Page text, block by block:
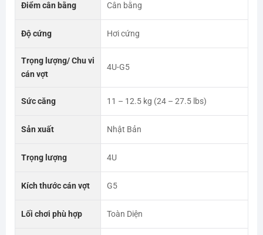
Điểm cân bằng Cân bằng
Độ cứng Hơi cứng
Trọng lượng/ Chu vi
cán vợt
4U-G5
Sức căng 11 – 12.5 kg (24 – 27.5 lbs)
Sản xuất Nhật Bản
Trọng lượng 4U
Kích thước cán vợt G5
Lối chơi phù hợp Toàn Diện